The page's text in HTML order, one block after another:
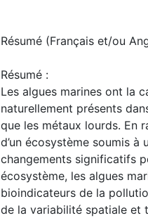
Résumé (Français et/ou
Résumé :
Les algues marines ont la
naturellement présents
que les métaux lourds. En
d’un écosystème soumis
changements significatifs
écosystème, les algues
bioindicateurs de la
de la variabilité spatiale et